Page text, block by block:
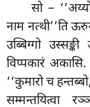
सो –
नाम नत्थी’’ति
उब्बिग्गो
विप्पकारं
‘‘कुमारो च
सम्मन्तयित्वा